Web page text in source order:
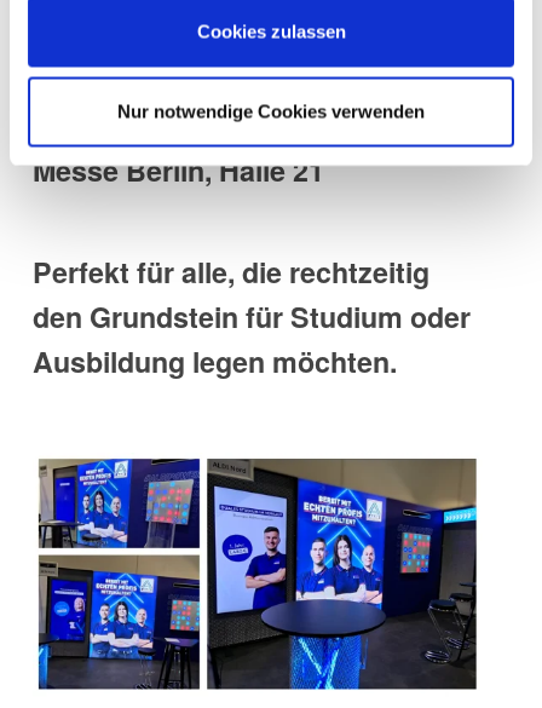
Cookies zulassen
Nur notwendige Cookies verwenden
Termin vormerken:
14. Februar 2026 | 10–16 Uhr |
Messe Berlin, Halle 21
Perfekt für alle, die rechtzeitig
den Grundstein für Studium oder
Ausbildung legen möchten.